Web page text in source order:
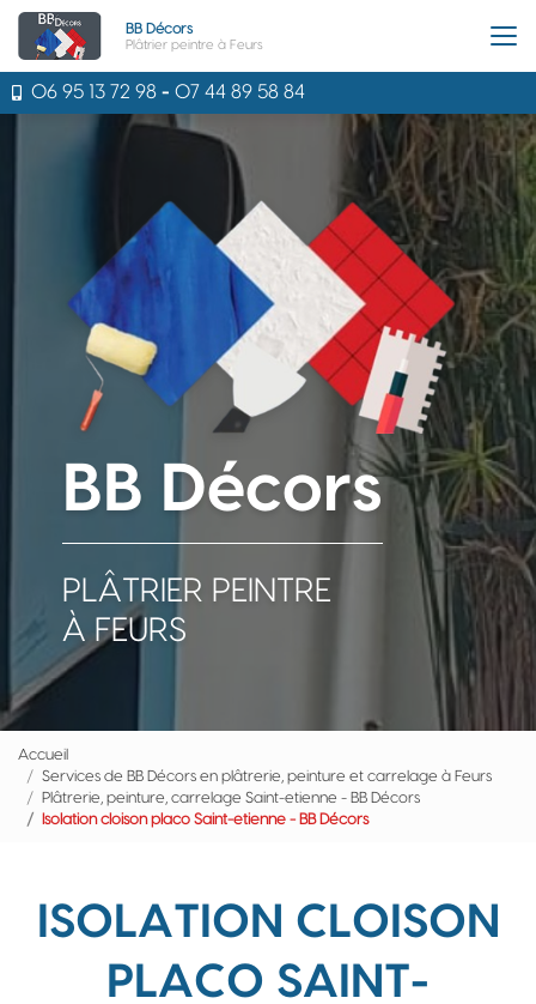
Aller
contenu
06 95 13 72 98 -07 44 89 58 84
BB Décors
Plâtrier peintre à Feurs
BB Décors
PLÂTRIER PEINTRE
À FEURS
Accueil
Services de BB Décors en plâtrerie, peinture et carrelage à Feurs
Plâtrerie, peinture, carrelage Saint-etienne - BB Décors
Isolation cloison placo Saint-etienne - BB Décors
ISOLATION CLOISON
PLACO SAINT-